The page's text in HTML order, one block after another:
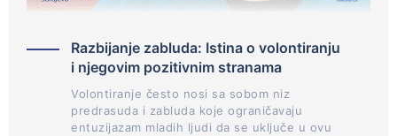
Razbijanje zabluda: Istina o volontiranju
i njegovim pozitivnim stranama
Volontiranje često nosi sa sobom niz
predrasuda i zabluda koje ograničavaju
entuzijazam mladih ljudi da se uključe u ovu